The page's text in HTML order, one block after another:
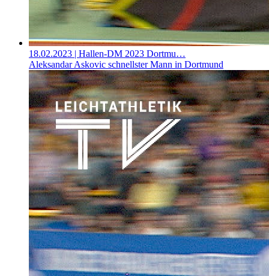
18.02.2023 | Hallen-DM 2023 Dortmu…
Aleksandar Askovic schnellster Mann in Dortmund